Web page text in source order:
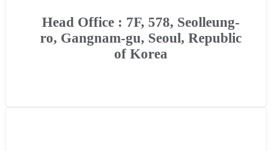
Head Office : 7F, 578, Seolleung-
ro, Gangnam-gu, Seoul, Republic
of Korea